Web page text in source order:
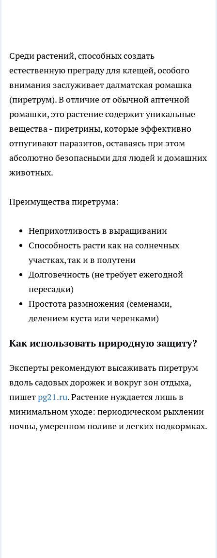
Среди растений, способных создать
естественную преграду для клещей, особого
внимания заслуживает далматская ромашка
(пиретрум). В отличие от обычной аптечной
ромашки, это растение содержит уникальные
вещества - пиретрины, которые эффективно
отпугивают паразитов, оставаясь при этом
абсолютно безопасными для людей и домашних
животных.
Преимущества пиретрума:
Неприхотливость в выращивании
Способность расти как на солнечных
участках, так и в полутени
Долговечность (не требует ежегодной
пересадки)
Простота размножения (семенами,
делением куста или черенками)
Как использовать природную защиту?
Эксперты рекомендуют высаживать пиретрум
вдоль садовых дорожек и вокруг зон отдыха,
пишетpg21.ru. Растение нуждается лишь в
минимальном уходе: периодическом рыхлении
почвы, умеренном поливе и легких подкормках.